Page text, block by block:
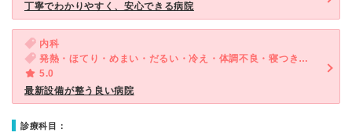
丁寧でわかりやすく、安心できる病院
内科
発熱・ほてり・めまい・だるい・冷え・体調不良・寝つきが悪い・不眠・ストレス・体重増加
5.0
最新設備が整う良い病院
診療科目：